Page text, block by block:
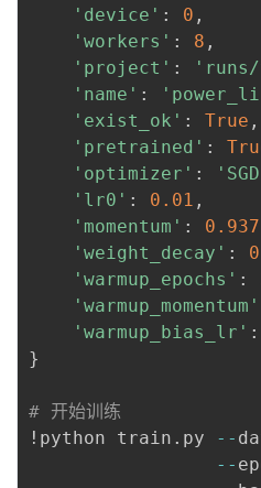
'device' : 0 ,
'workers' : 8 ,
'project' :
'name' :
'exist_ok' : True ,
'pretrained' :
'optimizer' :
'lr0' : 0.01 ,
'momentum' : 0.937
'weight_decay' :
'warmup_epochs' :
'warmup_momentum'
'warmup_bias_lr' :
}
# 开始训练
!python train . py - -
- -